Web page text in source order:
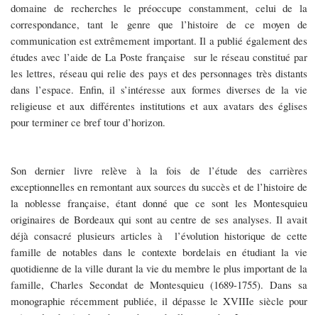
domaine de recherches le préoccupe constamment, celui de la
correspondance, tant le genre que l’histoire de ce moyen de
communication est extrêmement important. Il a publié également des
études avec l’aide de La Poste française sur le réseau constitué par
les lettres, réseau qui relie des pays et des personnages très distants
dans l’espace. Enfin, il s’intéresse aux formes diverses de la vie
religieuse et aux différentes institutions et aux avatars des églises
pour terminer ce bref tour d’horizon.
Son dernier livre relève à la fois de l’étude des carrières
exceptionnelles en remontant aux sources du succès et de l’histoire de
la noblesse française, étant donné que ce sont les Montesquieu
originaires de Bordeaux qui sont au centre de ses analyses. Il avait
déjà consacré plusieurs articles à l’évolution historique de cette
famille de notables dans le contexte bordelais en étudiant la vie
quotidienne de la ville durant la vie du membre le plus important de la
famille, Charles Secondat de Montesquieu (1689-1755). Dans sa
monographie récemment publiée, il dépasse le XVIIIe siècle pour